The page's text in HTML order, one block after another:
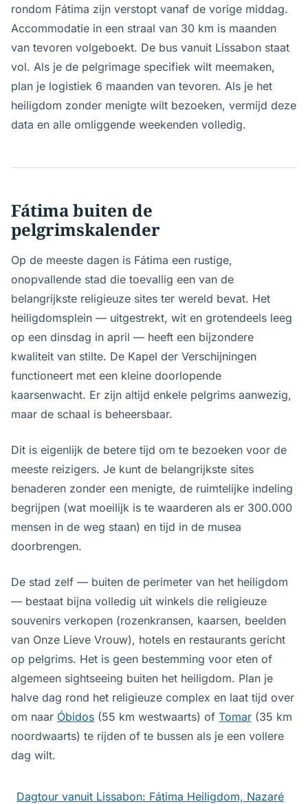
rondom Fátima zijn verstopt vanaf de vorige middag.
Accommodatie in een straal van 30 km is maanden
van tevoren volgeboekt. De bus vanuit Lissabon staat
vol. Als je de pelgrimage specifiek wilt meemaken,
plan je logistiek 6 maanden van tevoren. Als je het
heiligdom zonder menigte wilt bezoeken, vermijd deze
data en alle omliggende weekenden volledig.
Fátima buiten de
pelgrimskalender
Op de meeste dagen is Fátima een rustige,
onopvallende stad die toevallig een van de
belangrijkste religieuze sites ter wereld bevat. Het
heiligdomsplein — uitgestrekt, wit en grotendeels leeg
op een dinsdag in april — heeft een bijzondere
kwaliteit van stilte. De Kapel der Verschijningen
functioneert met een kleine doorlopende
kaarsenwacht. Er zijn altijd enkele pelgrims aanwezig,
maar de schaal is beheersbaar.
Dit is eigenlijk de betere tijd om te bezoeken voor de
meeste reizigers. Je kunt de belangrijkste sites
benaderen zonder een menigte, de ruimtelijke indeling
begrijpen (wat moeilijk is te waarderen als er 300.000
mensen in de weg staan) en tijd in de musea
doorbrengen.
De stad zelf — buiten de perimeter van het heiligdom
— bestaat bijna volledig uit winkels die religieuze
souvenirs verkopen (rozenkransen, kaarsen, beelden
van Onze Lieve Vrouw), hotels en restaurants gericht
op pelgrims. Het is geen bestemming voor eten of
algemeen sightseeing buiten het heiligdom. Plan je
halve dag rond het religieuze complex en laat tijd over
om naar Óbidos (55 km westwaarts) of Tomar (35 km
noordwaarts) te rijden of te bussen als je een vollere
dag wilt.
Dagtour vanuit Lissabon: Fátima Heiligdom, Nazaré